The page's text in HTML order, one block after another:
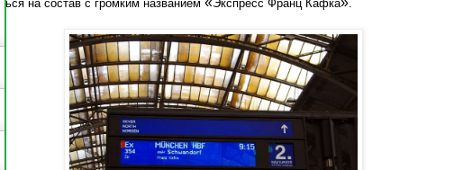
на состав с громким названием
Экспресс Франц Кафка